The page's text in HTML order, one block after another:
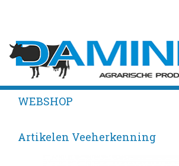
WEBSHOP
Artikelen Veeherkenning